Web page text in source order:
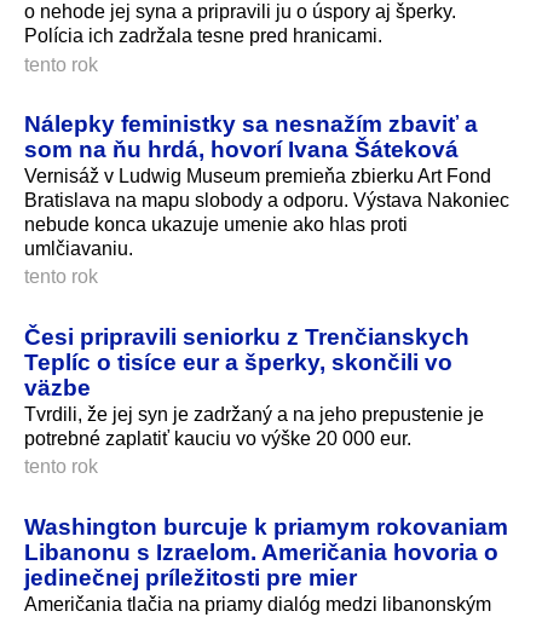
o nehode jej syna a pripravili ju o úspory aj šperky.
Polícia ich zadržala tesne pred hranicami.
tento rok
Nálepky feministky sa nesnažím zbaviť a
som na ňu hrdá, hovorí Ivana Šáteková
Vernisáž v Ludwig Museum premieňa zbierku Art Fond
Bratislava na mapu slobody a odporu. Výstava Nakoniec
nebude konca ukazuje umenie ako hlas proti
umlčiavaniu.
tento rok
Česi pripravili seniorku z Trenčianskych
Teplíc o tisíce eur a šperky, skončili vo
väzbe
Tvrdili, že jej syn je zadržaný a na jeho prepustenie je
potrebné zaplatiť kauciu vo výške 20 000 eur.
tento rok
Washington burcuje k priamym rokovaniam
Libanonu s Izraelom. Američania hovoria o
jedinečnej príležitosti pre mier
Američania tlačia na priamy dialóg medzi libanonským